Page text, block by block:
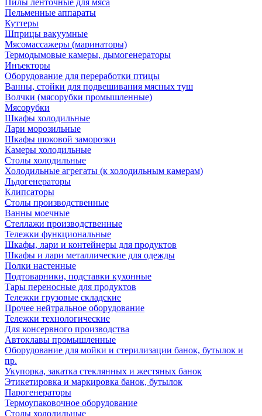
Пилы ленточные для мяса
Пельменные аппараты
Куттеры
Шприцы вакуумные
Мясомассажеры (маринаторы)
Термодымовые камеры, дымогенераторы
Инъекторы
Оборудование для переработки птицы
Ванны, стойки для подвешивания мясных туш
Волчки (мясорубки промышленные)
Мясорубки
Шкафы холодильные
Лари морозильные
Шкафы шоковой заморозки
Камеры холодильные
Столы холодильные
Холодильные агрегаты (к холодильным камерам)
Льдогенераторы
Клипсаторы
Столы производственные
Ванны моечные
Стеллажи производственные
Тележки функциональные
Шкафы, лари и контейнеры для продуктов
Шкафы и лари металлические для одежды
Полки настенные
Подтоварники, подставки кухонные
Тары переносные для продуктов
Тележки грузовые складские
Прочее нейтральное оборудование
Тележки технологические
Для консервного производства
Автоклавы промышленные
Оборудование для мойки и стерилизации банок, бутылок и
пр.
Укупорка, закатка стеклянных и жестяных банок
Этикетировка и маркировка банок, бутылок
Парогенераторы
Термоупаковочное оборудование
Столы холодильные